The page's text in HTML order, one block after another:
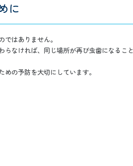
に
はありません。
なければ、同じ場所が再び虫歯になること
の予防を大切にしています。